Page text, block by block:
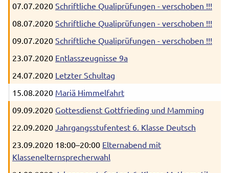
07.07.2020 Schriftliche Qualiprüfungen - verschoben !!!
08.07.2020 Schriftliche Qualiprüfungen - verschoben !!!
09.07.2020 Schriftliche Qualiprüfungen - verschoben !!!
23.07.2020 Entlasszeugnisse 9a
24.07.2020 Letzter Schultag
15.08.2020 Mariä Himmelfahrt
09.09.2020 Gottesdienst Gottfrieding und Mamming
22.09.2020 Jahrgangsstufentest 6. Klasse Deutsch
23.09.2020 18:00–20:00 Elternabend mit
Klassenelternsprecherwahl